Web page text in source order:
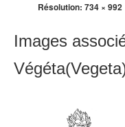
Résolution: 734 × 992
Images